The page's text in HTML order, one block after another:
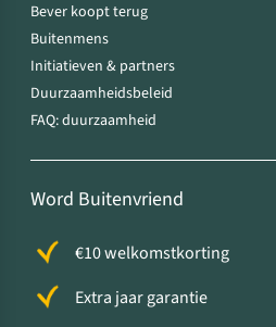
Bever koopt terug
Buitenmens
Initiatieven & partners
Duurzaamheidsbeleid
FAQ: duurzaamheid
Word Buitenvriend
€10 welkomstkorting
Extra jaar garantie